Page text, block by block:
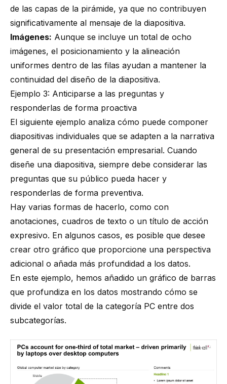
de las capas de la pirámide, ya que no contribuyen
significativamente al mensaje de la diapositiva.
Imágenes: Aunque se incluye un total de ocho
imágenes, el posicionamiento y la alineación
uniformes dentro de las filas ayudan a mantener la
continuidad del diseño de la diapositiva.
Ejemplo 3: Anticiparse a las preguntas y
responderlas de forma proactiva
El siguiente ejemplo analiza cómo puede componer
diapositivas individuales que se adapten a la narrativa
general de su presentación empresarial. Cuando
diseñe una diapositiva, siempre debe considerar las
preguntas que su público pueda hacer y
responderlas de forma preventiva.
Hay varias formas de hacerlo, como con
anotaciones, cuadros de texto o un título de acción
expresivo. En algunos casos, es posible que desee
crear otro gráfico que proporcione una perspectiva
adicional o añada más profundidad a los datos.
En este ejemplo, hemos añadido un gráfico de barras
que profundiza en los datos mostrando cómo se
divide el valor total de la categoría PC entre dos
subcategorías.